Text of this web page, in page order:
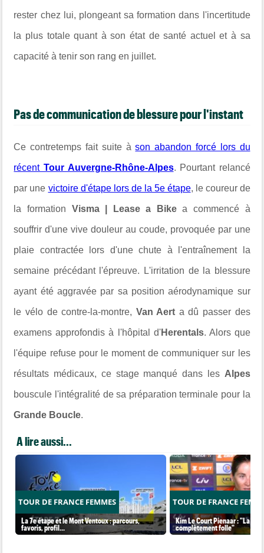
rester chez lui, plongeant sa formation dans l'incertitude
la plus totale quant à son état de santé actuel et à sa
capacité à tenir son rang en juillet.
Pas de communication de blessure pour l'instant
Ce contretemps fait suite àson abandon forcé lors du
récent Tour Auvergne-Rhône-Alpes. Pourtant relancé
par une victoire d'étape lors de la 5e étape, le coureur de
la formation Visma | Lease a Bikea commencé à
souffrir d'une vive douleur au coude, provoquée par une
plaie contractée lors d'une chute à l'entraînement la
semaine précédant l'épreuve. L'irritation de la blessure
ayant été aggravée par sa position aérodynamique sur
le vélo de contre-la-montre, Van Aert a dû passer des
examens approfondis à l'hôpital d'Herentals. Alors que
l'équipe refuse pour le moment de communiquer sur les
résultats médicaux, ce stage manqué dans les Alpes
bouscule l'intégralité de sa préparation terminale pour la
Grande Boucle.
A lire aussi...
TOUR DE FRANCE FEMMES
La 7e étape et le Mont Ventoux : parcours,
favoris, profil…
TOUR DE FRANCE
Kim Le Court Pienaar : "La
complètement folle"